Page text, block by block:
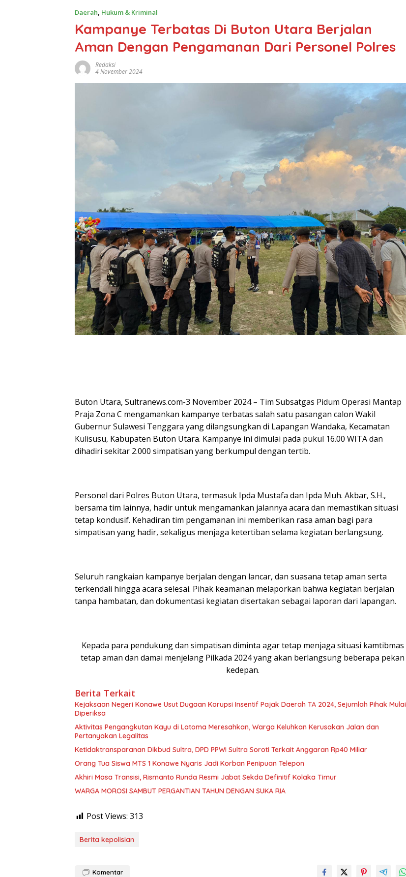
Daerah, Hukum & Kriminal
Kampanye Terbatas Di Buton Utara Berjalan
Aman Dengan Pengamanan Dari Personel Polres
Redaksi
4 November 2024
Buton Utara, Sultranews.com-3 November 2024 – Tim Subsatgas Pidum Operasi Mantap
Praja Zona C mengamankan kampanye terbatas salah satu pasangan calon Wakil
Gubernur Sulawesi Tenggara yang dilangsungkan di Lapangan Wandaka, Kecamatan
Kulisusu, Kabupaten Buton Utara. Kampanye ini dimulai pada pukul 16.00 WITA dan
dihadiri sekitar 2.000 simpatisan yang berkumpul dengan tertib.
Personel dari Polres Buton Utara, termasuk Ipda Mustafa dan Ipda Muh. Akbar, S.H.,
bersama tim lainnya, hadir untuk mengamankan jalannya acara dan memastikan situasi
tetap kondusif. Kehadiran tim pengamanan ini memberikan rasa aman bagi para
simpatisan yang hadir, sekaligus menjaga ketertiban selama kegiatan berlangsung.
Seluruh rangkaian kampanye berjalan dengan lancar, dan suasana tetap aman serta
terkendali hingga acara selesai. Pihak keamanan melaporkan bahwa kegiatan berjalan
tanpa hambatan, dan dokumentasi kegiatan disertakan sebagai laporan dari lapangan.
Kepada para pendukung dan simpatisan diminta agar tetap menjaga situasi kamtibmas
tetap aman dan damai menjelang Pilkada 2024 yang akan berlangsung beberapa pekan
kedepan.
Berita Terkait
Kejaksaan Negeri Konawe Usut Dugaan Korupsi Insentif Pajak Daerah TA 2024, Sejumlah Pihak Mulai
Diperiksa
Aktivitas Pengangkutan Kayu di Latoma Meresahkan, Warga Keluhkan Kerusakan Jalan dan
Pertanyakan Legalitas
Ketidaktransparanan Dikbud Sultra, DPD PPWI Sultra Soroti Terkait Anggaran Rp40 Miliar
Orang Tua Siswa MTS 1 Konawe Nyaris Jadi Korban Penipuan Telepon
Akhiri Masa Transisi, Rismanto Runda Resmi Jabat Sekda Definitif Kolaka Timur
WARGA MOROSI SAMBUT PERGANTIAN TAHUN DENGAN SUKA RIA
Post Views: 313
Berita kepolisian
Komentar